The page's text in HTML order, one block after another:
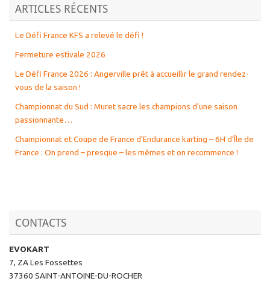
ARTICLES RÉCENTS
Le Défi France KFS a relevé le défi !
Fermeture estivale 2026
Le Défi France 2026 : Angerville prêt à accueillir le grand rendez-
vous de la saison !
Championnat du Sud : Muret sacre les champions d’une saison
passionnante…
Championnat et Coupe de France d’Endurance karting – 6H d’Île de
France : On prend – presque – les mêmes et on recommence !
CONTACTS
EVOKART
7, ZA Les Fossettes
37360 SAINT-ANTOINE-DU-ROCHER